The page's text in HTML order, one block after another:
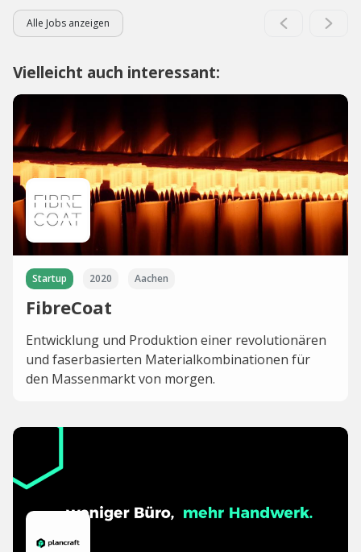
Alle Jobs anzeigen
Vielleicht auch interessant:
Startup 2020 Aachen
FibreCoat
Entwicklung und Produktion einer revolutionären
und faserbasierten Materialkombinationen für
den Massenmarkt von morgen.